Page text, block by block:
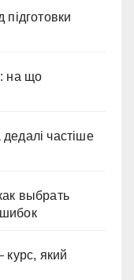
підготовки
на що
частіше
выбрать
курс, який